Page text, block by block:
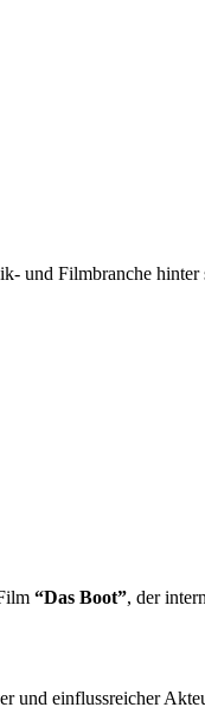
und Filmbranche hinter
“Das Boot”, der
und einflussreicher